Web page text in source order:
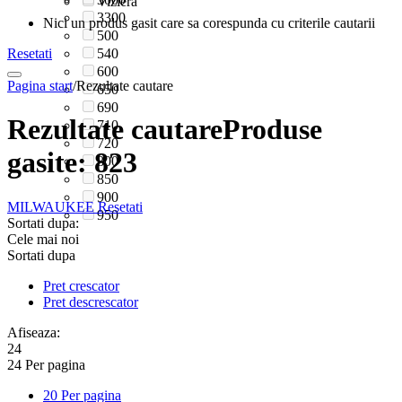
3300
500
540
600
650
690
710
720
800
850
900
950
Nici un produs gasit care sa corespunda cu criterile cautarii
Resetati
Pagina start/Rezultate cautare
Rezultate cautareProduse
gasite: 823
MILWAUKEE Resetati
Sortati dupa:
Cele mai noi
Sortati dupa
Pret crescator
Pret descrescator
Afiseaza:
24
24 Per pagina
20 Per pagina